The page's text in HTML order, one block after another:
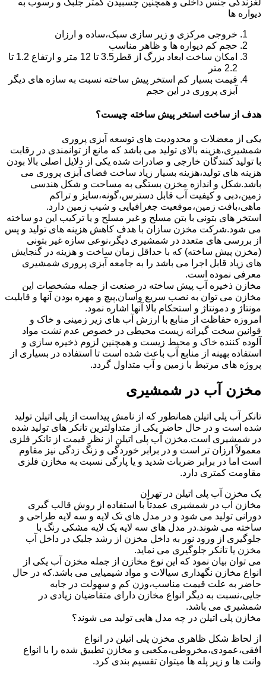
لغزندگی جنس داخلی و همچنین چسبیدن کمتر جلبک و رسوب به
دیواره ها
خروجی مرکزی و زیر سازی سبک،ساده و ارزان
حجم کم دیواره ها و ظاهر مناسب
امکان ساخت ابعاد بزرگ از قطر3.5 تا 12 متر و ارتفاع 1.2 تا
2.2 متر
قیمت بسیار کم استخر پیش ساخته نسبت به سازه های دیگر
آبزی پروری در این حجم
هدف از ساخت استخر پیش ساخته چیست؟
یکی از معضلات و محدودیت های توسعه آبزی پروری
شمشیری،هزینه بالای تولید می باشد که مانع از توانمندی در رقابت
با تولید کنندگان خارجی و صادرات شده یکی از دلایل اصلی بالا بودن
هزینه های تولید،هزینه بسیار زیاد ساخت فضای آبزی پروری می
باشد.شکل و اندازه مخزن بستگی به مساحت و شکل هندسی
زمین،دبی و کیفیت آب قابل دسترس،گونه،سایز و تراکم
ماهی،بافت زمین،موقعیت جغرافیایی و شیب زمین دارد.
استخر های بتونی با بتن مسلح و غیر مسلح و یا ترکیب این دو ساخته
می شود.شرکت مخزن سازان با هدف کاهش هزینه های تولید و پس
از بررسی های متعدد در شمشیری دیگر،نوعی سازه غیر بتونی
(مخزن پیش ساخته) که با حداقل زمان ساخت و هزینه در گنجایش
های زیاد قابل اجرا می باشد را به جامعه آبزی پروری شمشیری
معرفی نموده است.
مخازن ذخیره آب پیش ساخته در صنعت از جمله مشخصات این
مخازن می توان به نصب سریع وآسان,پیچ و مهره بودن آنها و قابلیت
مونتاژ و دمونتاژ و استحکام بالا آنها اشاره نمود.
امروزه حفاظت از منابع با ارزش آب های زیر زمینی و خاک و
قوانین سخت گیرانه زیست محیطی در خصوص عدم نشت مواد
آلوده کننده خاک و محیط زیست و همچنین لزوم ذخیره سازی و
استفاده بهینه از منابع آب باعث شده است تا استفاده در بسیاری از
پروژه های مرتبط با زمین و آب متداول گردد.
مخزن آب در شمشیری
تانکر آب پلی اتیلن همانطور که از نامش پیداست از پلی اتیلن تولید
شده است و در حال حاضر یکی از متداولترین تانکر های تولید شده
در شمشیری است.مخزن آب پلی اتیلن از نظر قیمت از تانکر فلزی
معمولاً ارزان تر است و در برابر خوردگی و زنگ زدگی نیز مقاوم
است اما در برابر ضربات شدید و یا پارگی نسبت به مخازن فلزی
مقاومت کمتری دارد.
یک مخزن آب پلی اتیلن در تهران
مخازن آب در شمشیری عمدتاً با استفاده از روش قالب گیری
دورانی تولید می شود و در مدل های تک لایه و سه لایه طراحی و
ساخته می شوند.در مدل های سه لایه یک لایه مشکی رنگ با
جلوگیری از ورود نور به داخل مخزن از رشد جلبک در داخل آب
مخزن یا تانکر جلوگیری می نماید.
می توان بیان نمود که این نوع مخازن از جمله مخزن آب یکی از
انواع مخازن نگهداری سیالات و مواد شیمیایی می باشد.که در حال
حاضر به علت قیمت مناسب،وزن کم و سهولت در جابه
جایی،نسبت به دیگر انواع مخازن دارای متقاضیان زیادی در
شمشیری می باشد.
مخازن پلی اتیلن در چه مدل هایی تولید می شوند؟
از لحاظ شکل ظاهری مخزن پلی اتیلن در انواع
افقی،عمودی،مخروطی،مکعبی و مخازن تطبیق شده را با انواع
وانت ها و زیر پله ها میتوان تقسیم بندی کرد.